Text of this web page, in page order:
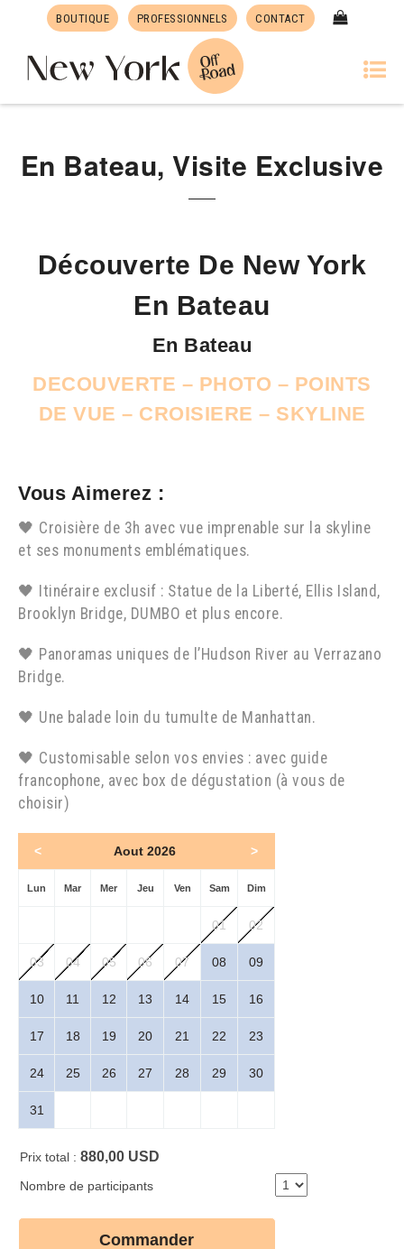
BOUTIQUE PROFESSIONNELS CONTACT
En Bateau, Visite Exclusive
Découverte De New York
En Bateau
En Bateau
DECOUVERTE – PHOTO – POINTS
DE VUE – CROISIERE – SKYLINE
Vous Aimerez :
🖤 Croisière de 3h avec vue imprenable sur la skyline
et ses monuments emblématiques.
🖤 Itinéraire exclusif : Statue de la Liberté, Ellis Island,
Brooklyn Bridge, DUMBO et plus encore.
🖤 Panoramas uniques de l’Hudson River au Verrazano
Bridge.
🖤 Une balade loin du tumulte de Manhattan.
🖤 Customisable selon vos envies : avec guide
francophone, avec box de dégustation (à vous de
choisir)